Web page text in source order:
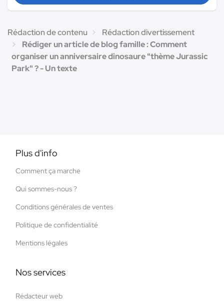
Rédaction de contenu
Rédaction divertissement
Rédiger un article de blog famille : Comment
organiser un anniversaire dinosaure "thème Jurassic
Park" ? - Un texte
Plus d'info
Comment ça marche
Qui sommes-nous ?
Conditions générales de ventes
Politique de confidentialité
Mentions légales
Nos services
Rédacteur web